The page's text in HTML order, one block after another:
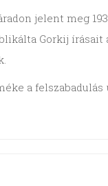
jelent meg
Gorkij írásait
a